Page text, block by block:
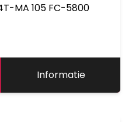
MA 105 FC-5800
Informatie